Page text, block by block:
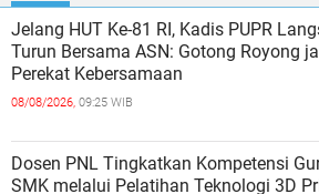
Jelang HUT Ke-81 RI, Kadis PUPR
Turun Bersama ASN: Gotong Royong
Perekat Kebersamaan
08/08/2026, 09:25 WIB
Dosen PNL Tingkatkan Kompetensi
SMK melalui Pelatihan Teknologi 3D